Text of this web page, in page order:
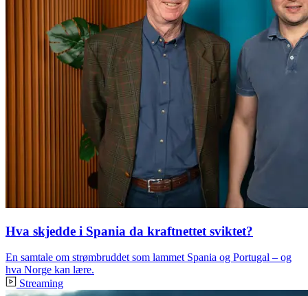
Hva skjedde i Spania da kraftnettet sviktet?
En samtale om strømbruddet som lammet Spania og Portugal – og
hva Norge kan lære.
Streaming